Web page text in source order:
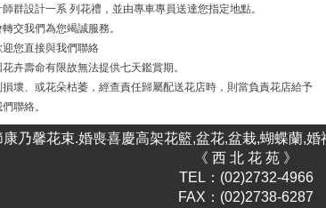
群設計一系 列花禮，並由專車專員送達您指定地點。
交我們為您竭誠服務。
您直接與我們聯絡
卉壽命有限故無法提供七天鑑賞期。
壞、或花朵枯萎，經查責任歸屬配送花店時，則當負責花店給
聯絡。
乃馨花束.婚喪喜慶高架花籃,盆花,盆栽,蝴蝶蘭,
《 西 北 花 苑 》
TEL：(02)2732-4966
FAX：(02)2738-6287